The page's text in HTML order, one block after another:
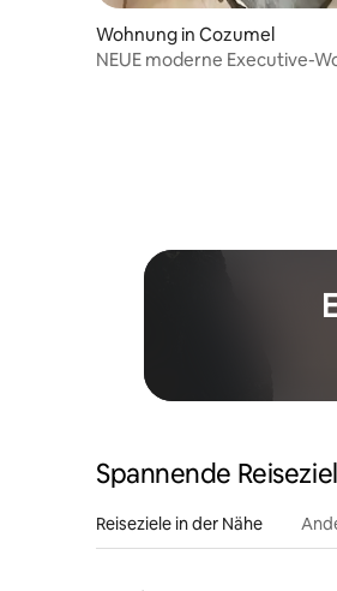
Wohnung in Cozumel
NEUE moderne Executive-
Spannende
Reiseziele in der Nähe